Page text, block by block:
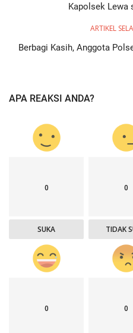
Kapolsek Lewa
ARTIKEL
Berbagi Kasih, Anggota
APA REAKSI ANDA?
0
SUKA
0
TIDAK
0 0